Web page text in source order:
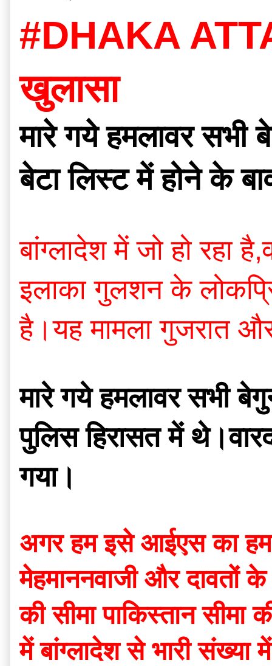
#DHAKA
खुलासा
मारे गये हमलावर सभी
बेटा लिस्ट में होने के
बांग्लादेश में जो हो रहा
इलाका गुलशन के
है।यह मामला गुजरात
मारे गये हमलावर सभी
पुलिस हिरासत में
गया।
अगर हम इसे आईएस का
मेहमाननवाजी और दावतों
की सीमा पाकिस्तान सीमा
में बांग्लादेश से भारी संख्या